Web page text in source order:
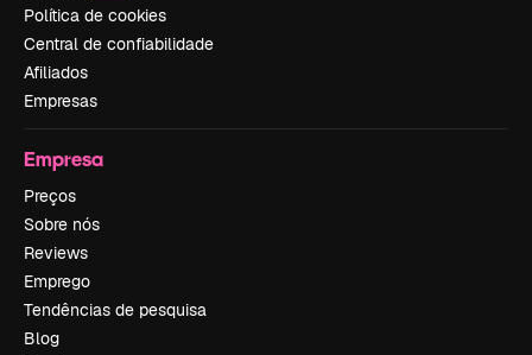
Política de cookies
Central de confiabilidade
Afiliados
Empresas
Empresa
Preços
Sobre nós
Reviews
Emprego
Tendências de pesquisa
Blog